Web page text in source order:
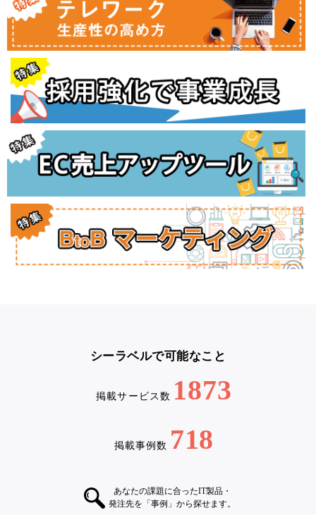
シーラベルで可能なこと
掲載サービス数 1873
掲載事例数 718
あなたの課題に合ったIT製品・
発注先を「事例」から探せます。